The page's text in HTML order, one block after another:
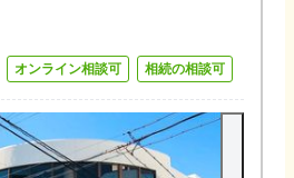
オンライン相談可 相続の相談可